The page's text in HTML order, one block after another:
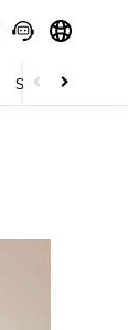
Schmuck &